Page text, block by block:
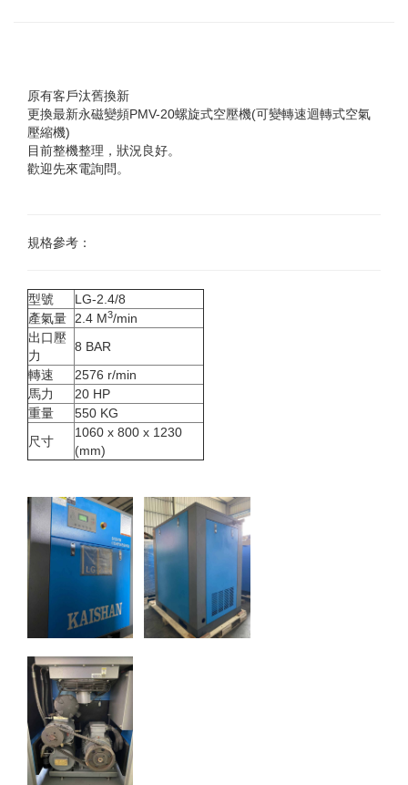
原有客戶汰舊換新
更換最新永磁變頻PMV-20螺旋式空壓機(可變轉速迴轉式空氣
壓縮機)
目前整機整理，狀況良好。
歡迎先來電詢問。
規格參考：
型號
LG-2.4/8
產氣量
2.4 M3/min
出口壓
力
8 BAR
轉速
2576 r/min
馬力
20 HP
重量
550 KG
尺寸
1060 x 800 x 1230
(mm)